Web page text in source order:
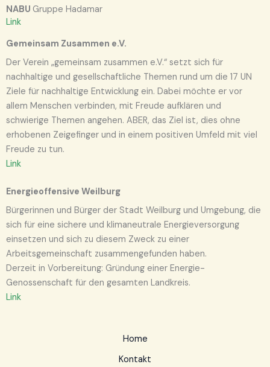
NABU Gruppe Hadamar
Link
Gemeinsam Zusammen e.V.
Der Verein „gemeinsam zusammen e.V.“ setzt sich für
nachhaltige und gesellschaftliche Themen rund um die 17 UN
Ziele für nachhaltige Entwicklung ein. Dabei möchte er vor
allem Menschen verbinden, mit Freude aufklären und
schwierige Themen angehen. ABER, das Ziel ist, dies ohne
erhobenen Zeigefinger und in einem positiven Umfeld mit viel
Freude zu tun.
Link
Energieoffensive Weilburg
Bürgerinnen und Bürger der Stadt Weilburg und Umgebung, die
sich für eine sichere und klimaneutrale Energieversorgung
einsetzen und sich zu diesem Zweck zu einer
Arbeitsgemeinschaft zusammengefunden haben.
Derzeit in Vorbereitung: Gründung einer Energie-
Genossenschaft für den gesamten Landkreis.
Link
Home
Kontakt